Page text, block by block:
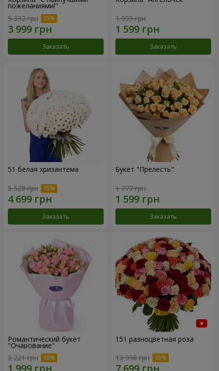
пожеланиями!"
5 332 грн
Заказать
1 999 грн
Заказать
51 белая хризантема
5 528 грн
Заказать
Букет "Прелесть"
1 777 грн
Заказать
Романтический букет
"Очарование"
2 221 грн
151 разноцветная роза
13 998 грн